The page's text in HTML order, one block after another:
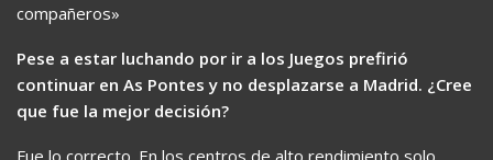
compañeros»
Pese a estar luchando por ir a los Juegos prefirió
continuar en As Pontes y no desplazarse a Madrid. ¿Cree
que fue la mejor decisión?